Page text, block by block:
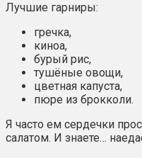
Лучшие гарниры:
гречка,
киноа,
бурый рис,
тушёные овощи,
цветная капуста,
пюре из брокколи.
Я часто ем сердечки
салатом. И знаете…